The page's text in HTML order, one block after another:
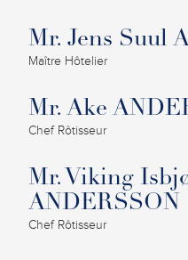
Mr. Jens Suul
Maître Hôtelier
Mr. Ake
Chef Rôtisseur
Mr. Viking
ANDERSSON
Chef Rôtisseur